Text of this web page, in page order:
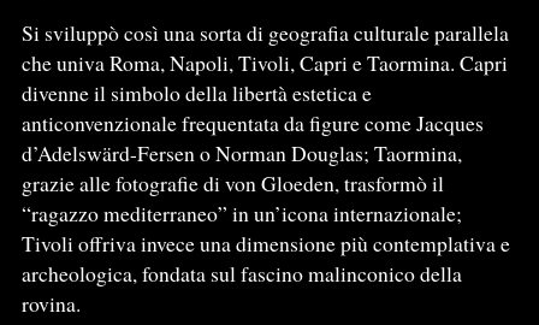
Si sviluppò così una sorta di geografia culturale parallela
che univa Roma, Napoli, Tivoli, Capri e Taormina. Capri
divenne il simbolo della libertà estetica e
anticonvenzionale frequentata da figure come Jacques
d’Adelswärd-Fersen o Norman Douglas; Taormina,
grazie alle fotografie di von Gloeden, trasformò il
“ragazzo mediterraneo” in un’icona internazionale;
Tivoli offriva invece una dimensione più contemplativa e
archeologica, fondata sul fascino malinconico della
rovina.